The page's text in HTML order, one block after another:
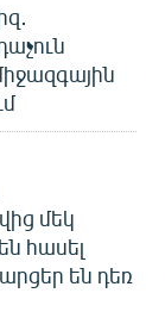
մեկ
հասել
են դեռ